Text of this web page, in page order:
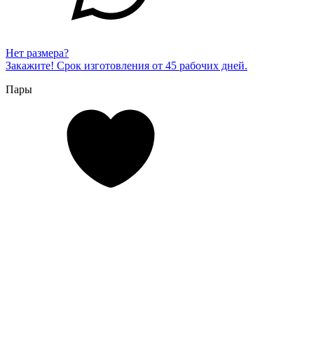
Нет размера?
Закажите! Срок изготовления от 45 рабочих дней.
Пары